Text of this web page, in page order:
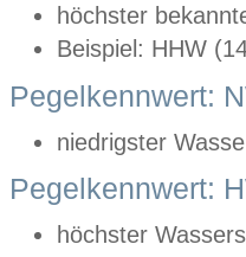
höchster
Beispiel: HHW
Pegelkennwert:
niedrigster
Pegelkennwert:
höchster